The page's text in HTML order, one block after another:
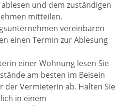
und dem zuständigen
mitteilen.
vereinbaren
einen Termin zur Ablesung
einer Wohnung lesen Sie
am besten im Beisein
der Vermieterin ab. Halten Sie
in einem